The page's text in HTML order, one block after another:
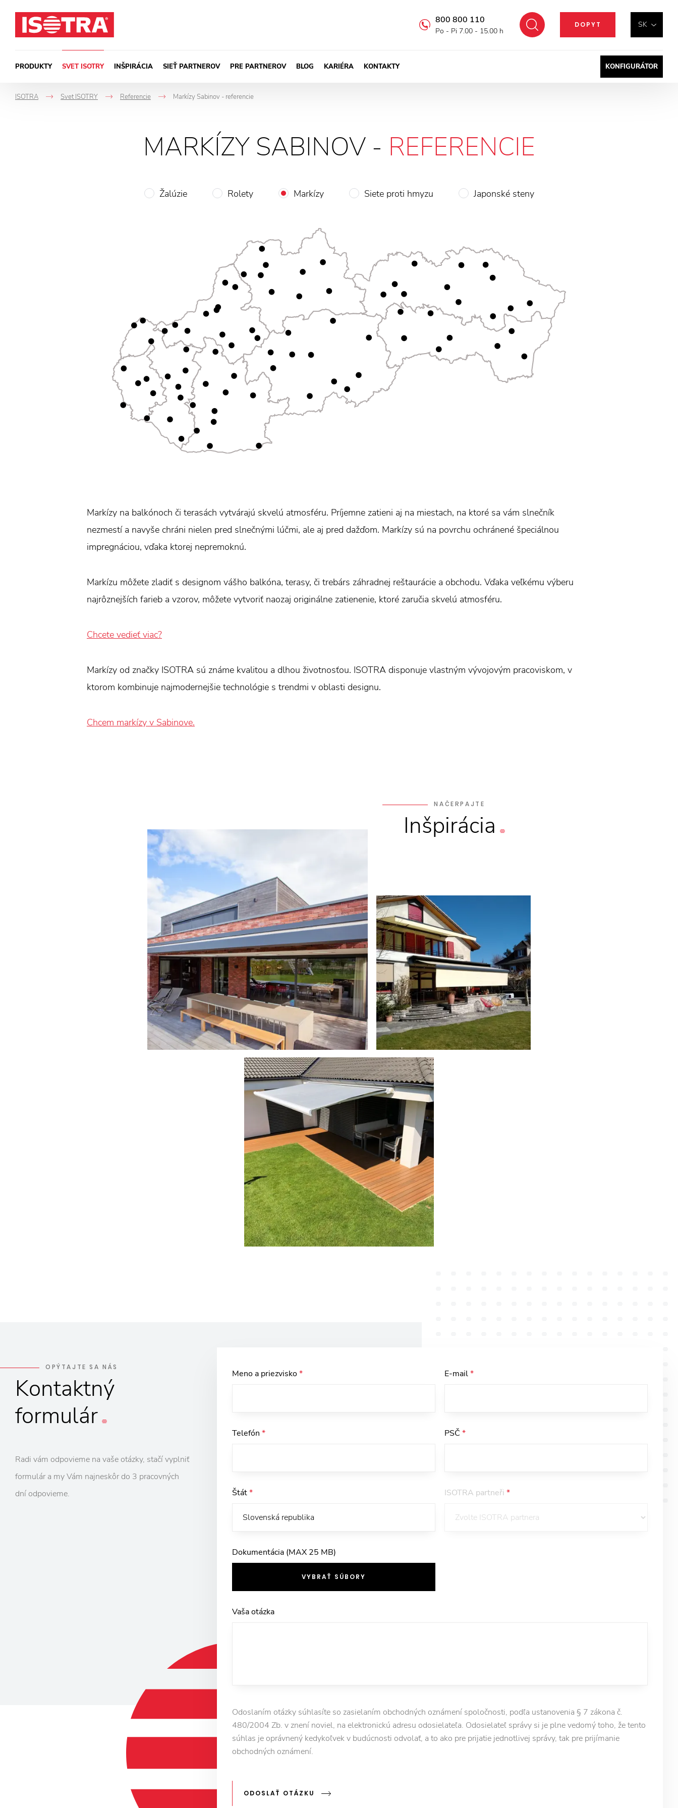
SK
DOPYT
Hľadať
800 800 110
Po - Pi 7.00 - 15.00 h
PRODUKTY SVET ISOTRY INŠPIRÁCIA SIEŤ PARTNEROV PRE PARTNEROV BLOG KARIÉRA KONTAKTY KONFIGURÁTOR
ISOTRA
->
Svet ISOTRY
->
Referencie Markízy Sabinov - referencie
MARKÍZY SABINOV - REFERENCIE
Žalúzie Rolety Markízy Siete proti hmyzu Japonské steny
Markízy na balkónoch či terasách vytvárajú skvelú atmosféru. Príjemne zatieni aj na miestach, na ktoré sa vám slnečník
nezmestí a navyše chráni nielen pred slnečnými lúčmi, ale aj pred dažďom. Markízy sú na povrchu ochránené špeciálnou
impregnáciou, vďaka ktorej nepremoknú.
Markízu môžete zladiť s designom vášho balkóna, terasy, či trebárs záhradnej reštaurácie a obchodu. Vďaka veľkému výberu
najrôznejších farieb a vzorov, môžete vytvoriť naozaj originálne zatienenie, ktoré zaručia skvelú atmosféru.
Chcete vedieť viac?
Markízy od značky ISOTRA sú známe kvalitou a dlhou životnosťou. ISOTRA disponuje vlastným vývojovým pracoviskom, v
ktorom kombinuje najmodernejšie technológie s trendmi v oblasti designu.
Chcem markízy v Sabinove.
NAČERPAJTE
Inšpirácia
OPÝTAJTE SA NÁS
Kontaktný
formulár
Radi vám odpovieme na vaše otázky, stačí vyplniť
formulár a my Vám najneskôr do 3 pracovných
dní odpovieme.
Meno a priezvisko* E-mail*
Telefón * PSČ*
Štát* ISOTRA partneři*
Dokumentácia (MAX 25 MB)
VYBRAŤ SÚBORY
Vaša otázka
Odoslaním otázky súhlasíte so zasielaním obchodných oznámení spoločnosti, podľa ustanovenia § 7 zákona č.
480/2004 Zb. v znení noviel, na elektronickú adresu odosielateľa. Odosielateľ správy si je plne vedomý toho, že tento
súhlas je oprávnený kedykoľvek v budúcnosti odvolať, a to ako pre prijatie jednotlivej správy, tak pre prijímanie
obchodných oznámení.
ODOSLAŤ OTÁZKU